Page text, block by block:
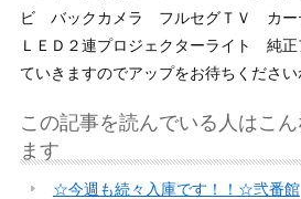
ビ バックカメラ フルセグＴＶ カー
ＬＥＤ２連プロジェクターライト 純
ていきますのでアップをお待ちください
この記事を読んでいる人はこ
ます
☆今週も続々入庫です！！☆弐番館